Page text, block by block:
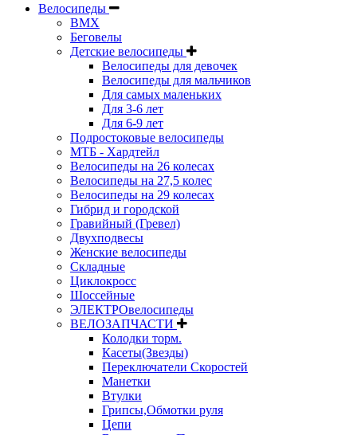
Велосипеды
BMX
Беговелы
Детские велосипеды
Велосипеды для девочек
Велосипеды для мальчиков
Для самых маленьких
Для 3-6 лет
Для 6-9 лет
Подростоковые велосипеды
МТБ - Хардтейл
Велосипеды на 26 колесах
Велосипеды на 27,5 колес
Велосипеды на 29 колесах
Гибрид и городской
Гравийный (Гревел)
Двухподвесы
Женские велосипеды
Складные
Циклокросс
Шоссейные
ЭЛЕКТРОвелосипеды
ВЕЛОЗАПЧАСТИ
Колодки торм.
Касеты(Звезды)
Переключатели Скоростей
Манетки
Втулки
Грипсы,Обмотки руля
Цепи